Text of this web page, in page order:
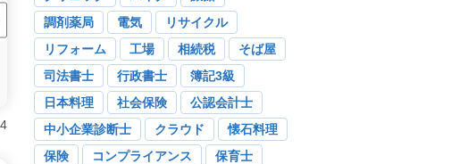
調剤薬局
電気
リサイクル
リフォーム
工場 相続税
そば屋
司法書士
行政書士
簿記3級
日本料理
社会保険
公認会計士
中小企業診断士
クラウド
懐石料理
保険
コンプライアンス
保育士